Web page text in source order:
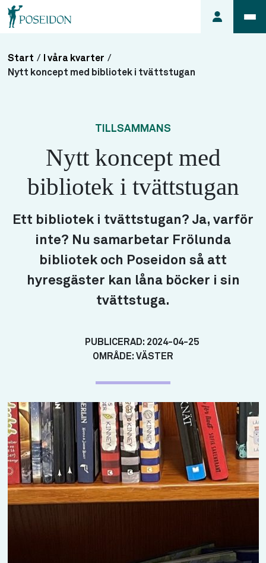
Anmäl ett
hyra
Så här
söker du
lägenhet
Start / I våra kvarter /
Nytt koncept med bibliotek i tvättstugan
TILLSAMMANS
Nytt koncept med
bibliotek i tvättstugan
Ett bibliotek i tvättstugan? Ja, varför
inte? Nu samarbetar Frölunda
bibliotek och Poseidon så att
hyresgäster kan låna böcker i sin
tvättstuga.
PUBLICERAD: 2024-04-25
OMRÅDE: VÄSTER